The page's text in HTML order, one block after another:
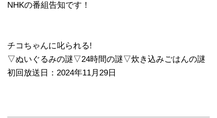
NHKの番組告知です！
チコちゃんに叱られる!
▽ぬいぐるみの謎▽24時間の謎▽炊き込みごはんの謎
初回放送日：2024年11月29日